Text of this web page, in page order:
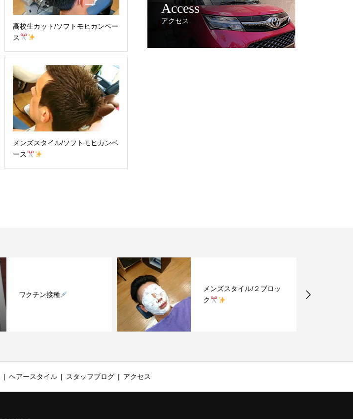
高校生カット/ソフトモヒカンベー
ス
メンズスタイル/ソフトモヒカンベ
ース
Access
アクセス
メンズスタイル/２ブロッ
メンズスタイル/ソ
ヒカンベース
ヘアースタイル スタッフブログ アクセス